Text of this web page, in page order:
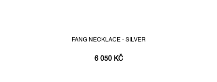
FANG NECKLACE - SILVER
6 050 KČ